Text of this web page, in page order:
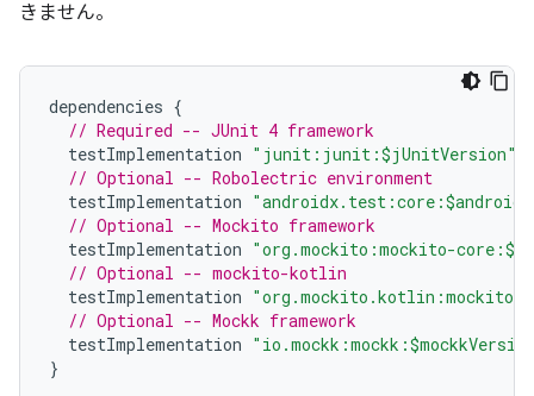
きません。
dependencies {
// Required -- JUnit 4 framework
testImplementation "junit:junit:$jUnitVersion"
// Optional -- Robolectric environment
testImplementation
// Optional -- Mockito framework
testImplementation "org.mockito:mockito-
// Optional -- mockito-kotlin
testImplementation "org.mockito.kotlin:mockito-
// Optional -- Mockk framework
testImplementation
}